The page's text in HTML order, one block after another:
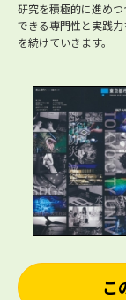
研究を積極的に進め
できる専門性と実践
を続けていきます。
こ